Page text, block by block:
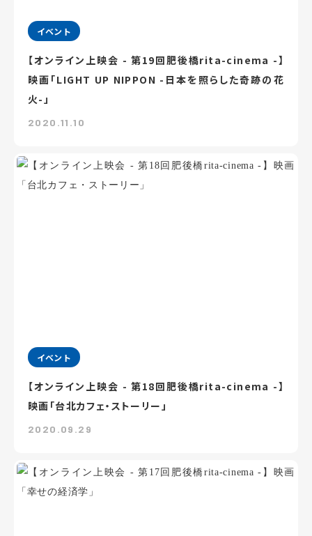
イベント
【オンライン上映会 - 第19回肥後橋rita-cinema -】
映画「LIGHT UP NIPPON -日本を照らした奇跡の花
火-」
2020.11.10
イベント
【オンライン上映会 - 第18回肥後橋rita-cinema -】
映画「台北カフェ・ストーリー」
2020.09.29